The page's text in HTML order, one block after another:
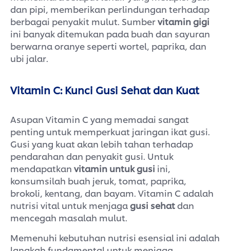
dan pipi, memberikan perlindungan terhadap
berbagai penyakit mulut. Sumbervitamin gigi
ini banyak ditemukan pada buah dan sayuran
berwarna oranye seperti wortel, paprika, dan
ubi jalar.
Vitamin C: Kunci Gusi Sehat dan Kuat
Asupan Vitamin C yang memadai sangat
penting untuk memperkuat jaringan ikat gusi.
Gusi yang kuat akan lebih tahan terhadap
pendarahan dan penyakit gusi. Untuk
mendapatkan vitamin untuk gusi ini,
konsumsilah buah jeruk, tomat, paprika,
brokoli, kentang, dan bayam. Vitamin C adalah
nutrisi vital untuk menjaga gusi sehatdan
mencegah masalah mulut.
Memenuhi kebutuhan nutrisi esensial ini adalah